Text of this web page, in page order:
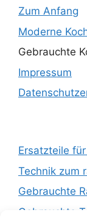
Zum Anfang
Moderne
Gebrauchte
Impressum
Ersatzteile
Technik zum
Gebrauchte
Gebrauchte